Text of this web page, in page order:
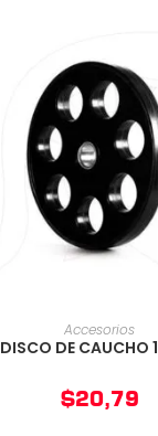
AÑADIR AL
Accesorios
DISCO DE CAUCHO
$20,79